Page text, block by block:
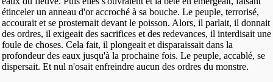
étinceler un anneau d'or accroché à sa bouche. Le peuple, terrorisé,
accourait et se prosternait devant le poisson. Alors, il parlait, il donnait
des ordres, il exigeait des sacrifices et des redevances, il interdisait une
foule de choses. Cela fait, il plongeait et disparaissait dans la
profondeur des eaux jusqu'à la prochaine fois. Le peuple, accablé, se
dispersait. Et nul n'osait enfreindre aucun des ordres du monstre.